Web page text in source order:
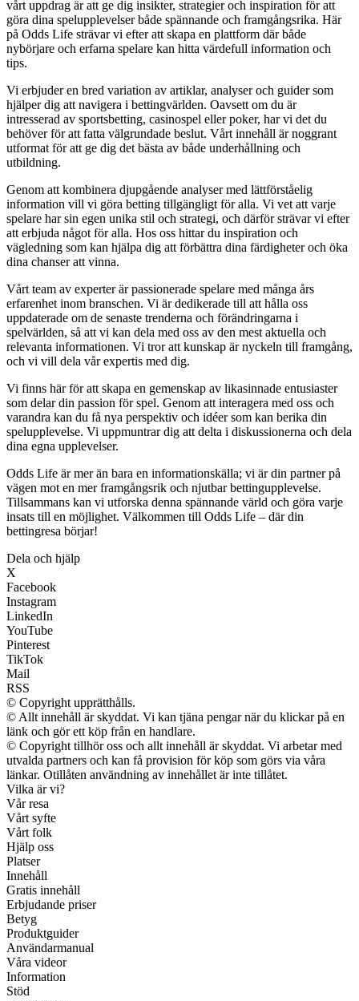
vårt uppdrag är att ge dig insikter, strategier och inspiration för att
göra dina spelupplevelser både spännande och framgångsrika. Här
på Odds Life strävar vi efter att skapa en plattform där både
nybörjare och erfarna spelare kan hitta värdefull information och
tips.
Vi erbjuder en bred variation av artiklar, analyser och guider som
hjälper dig att navigera i bettingvärlden. Oavsett om du är
intresserad av sportsbetting, casinospel eller poker, har vi det du
behöver för att fatta välgrundade beslut. Vårt innehåll är noggrant
utformat för att ge dig det bästa av både underhållning och
utbildning.
Genom att kombinera djupgående analyser med lättförståelig
information vill vi göra betting tillgängligt för alla. Vi vet att varje
spelare har sin egen unika stil och strategi, och därför strävar vi efter
att erbjuda något för alla. Hos oss hittar du inspiration och
vägledning som kan hjälpa dig att förbättra dina färdigheter och öka
dina chanser att vinna.
Vårt team av experter är passionerade spelare med många års
erfarenhet inom branschen. Vi är dedikerade till att hålla oss
uppdaterade om de senaste trenderna och förändringarna i
spelvärlden, så att vi kan dela med oss av den mest aktuella och
relevanta informationen. Vi tror att kunskap är nyckeln till framgång,
och vi vill dela vår expertis med dig.
Vi finns här för att skapa en gemenskap av likasinnade entusiaster
som delar din passion för spel. Genom att interagera med oss och
varandra kan du få nya perspektiv och idéer som kan berika din
spelupplevelse. Vi uppmuntrar dig att delta i diskussionerna och dela
dina egna upplevelser.
Odds Life är mer än bara en informationskälla; vi är din partner på
vägen mot en mer framgångsrik och njutbar bettingupplevelse.
Tillsammans kan vi utforska denna spännande värld och göra varje
insats till en möjlighet. Välkommen till Odds Life – där din
bettingresa börjar!
Dela och hjälp
X
Facebook
Instagram
LinkedIn
YouTube
Pinterest
TikTok
Mail
RSS
© Copyright upprätthålls.
© Allt innehåll är skyddat. Vi kan tjäna pengar när du klickar på en
länk och gör ett köp från en handlare.
© Copyright tillhör oss och allt innehåll är skyddat. Vi arbetar med
utvalda partners och kan få provision för köp som görs via våra
länkar. Otillåten användning av innehållet är inte tillåtet.
Vilka är vi?
Vår resa
Vårt syfte
Vårt folk
Hjälp oss
Platser
Innehåll
Gratis innehåll
Erbjudande priser
Betyg
Produktguider
Användarmanual
Våra videor
Information
Stöd